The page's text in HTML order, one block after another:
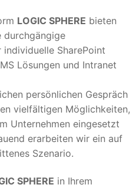
LOGIC SPHERE bieten
durchgängige
SharePoint
Lösungen und Intranet
persönlichen Gespräch
vielfältigen Möglichkeiten,
Unternehmen eingesetzt
erarbeiten wir ein auf
Szenario.
SPHERE in Ihrem